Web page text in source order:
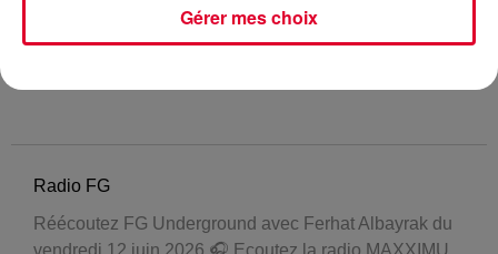
Radio FG
Réécoutez FG Underground avec Ferhat Albayrak du
vendredi 12 juin 2026 🎧 Ecoutez la radio MAXXIMU
Gérer mes choix